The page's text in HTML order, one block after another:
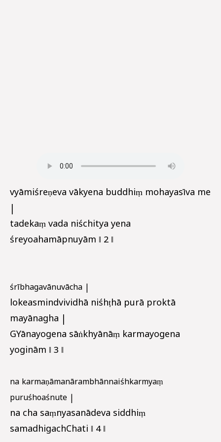
vyāmiśreṇeva vākyena buddhiṃ mohayasīva me
tadekaṃ vada niśchitya yena
śreyoahamāpnuyām ‖ 2 ‖
śrībhagavānuvācha |
lokeasmindvividhā niśhṭhā purā proktā
mayānagha |
GYānayogena sāṅkhyānāṃ karmayogena
yoginām ‖ 3 ‖
na karmaṇāmanārambhānnaiśhkarmyaṃ
puruśhoaśnute |
na cha saṃnyasanādeva siddhiṃ
samadhigachChati ‖ 4 ‖